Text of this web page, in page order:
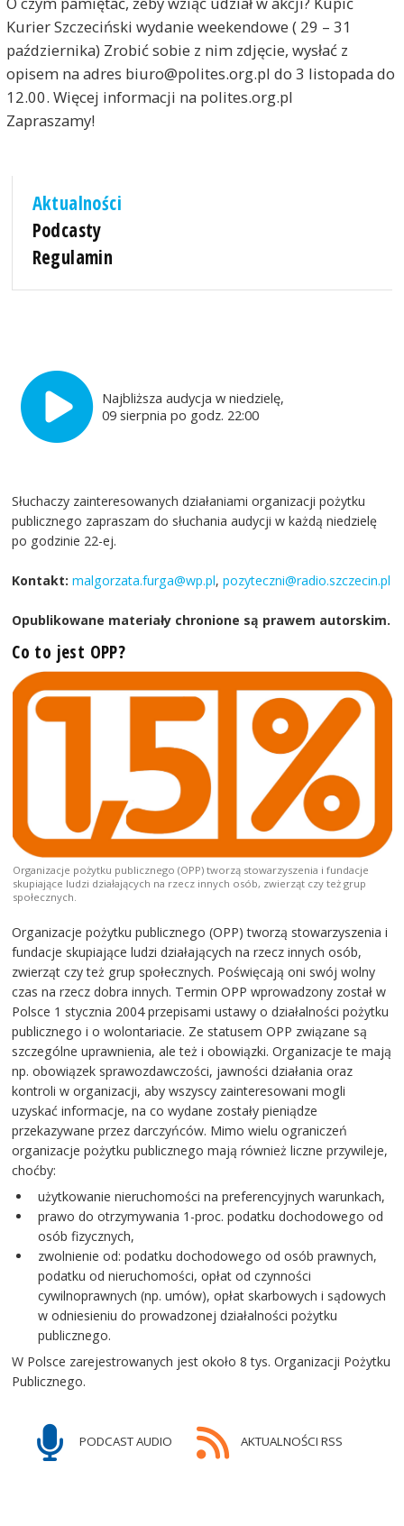
Kurier Szczeciński wydanie weekendowe ( 29 – 31
października) Zrobić sobie z nim zdjęcie, wysłać z
opisem na adres biuro@polites.org.pl do 3 listopada do
12.00. Więcej informacji na polites.org.pl
Zapraszamy!
Aktualności
Podcasty
Regulamin
Najbliższa audycja w niedzielę,
09 sierpnia po godz. 22:00
Słuchaczy zainteresowanych działaniami organizacji pożytku
publicznego zapraszam do słuchania audycji w każdą niedzielę
po godzinie 22-ej.
Kontakt: malgorzata.furga@wp.pl,pozyteczni@radio.szczecin.pl
Opublikowane materiały chronione są prawem autorskim.
Co to jest OPP?
Organizacje pożytku publicznego (OPP) tworzą stowarzyszenia i fundacje
skupiające ludzi działających na rzecz innych osób, zwierząt czy też grup
społecznych.
Organizacje pożytku publicznego (OPP) tworzą stowarzyszenia i
fundacje skupiające ludzi działających na rzecz innych osób,
zwierząt czy też grup społecznych. Poświęcają oni swój wolny
czas na rzecz dobra innych. Termin OPP wprowadzony został w
Polsce 1 stycznia 2004 przepisami ustawy o działalności pożytku
publicznego i o wolontariacie. Ze statusem OPP związane są
szczególne uprawnienia, ale też i obowiązki. Organizacje te mają
np. obowiązek sprawozdawczości, jawności działania oraz
kontroli w organizacji, aby wszyscy zainteresowani mogli
uzyskać informacje, na co wydane zostały pieniądze
przekazywane przez darczyńców. Mimo wielu ograniczeń
organizacje pożytku publicznego mają również liczne przywileje,
choćby:
użytkowanie nieruchomości na preferencyjnych warunkach,
prawo do otrzymywania 1-proc. podatku dochodowego od
osób fizycznych,
zwolnienie od: podatku dochodowego od osób prawnych,
podatku od nieruchomości, opłat od czynności
cywilnoprawnych (np. umów), opłat skarbowych i sądowych
w odniesieniu do prowadzonej działalności pożytku
publicznego.
W Polsce zarejestrowanych jest około 8 tys. Organizacji Pożytku
Publicznego.
PODCAST AUDIO AKTUALNOŚCI RSS